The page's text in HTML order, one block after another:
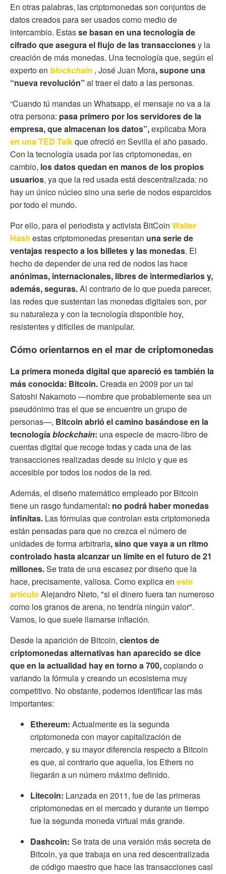
En otras palabras, las criptomonedas son conjuntos de
datos creados para ser usados como medio de
intercambio. Estasse basan en una tecnología de
cifrado que asegura el flujo de las transaccionesy la
creación de más monedas. Una tecnología que, según el
experto en blockchain , José Juan Mora, supone una
“nueva revolución” al traer el dato a las personas.
“Cuando tú mandas un Whatsapp, el mensaje no va a la
otra persona: pasa primero por los servidores de la
empresa, que almacenan los datos”,explicaba Mora
en una TED Talkque ofreció en Sevilla el año pasado.
Con la tecnología usada por las criptomonedas, en
cambio, los datos quedan en manos de los propios
usuarios, ya que la red usada está descentralizada: no
hay un único núcleo sino una serie de nodos esparcidos
por todo el mundo.
Por ello, para el periodista y activista BitCoin Walter
Hash estas criptomonedas presentan una serie de
ventajas respecto a los billetes y las monedas. El
hecho de depender de una red de nodos las hace
anónimas, internacionales, libres de intermediarios y,
además, seguras.Al contrario de lo que pueda parecer,
las redes que sustentan las monedas digitales son, por
su naturaleza y con la tecnología disponible hoy,
resistentes y difíciles de manipular.
Cómo orientarnos en el mar de criptomonedas
La primera moneda digital que apareció es también la
más conocida: Bitcoin.Creada en 2009 por un tal
Satoshi Nakamoto —nombre que probablemente sea un
pseudónimo tras el que se encuentre un grupo de
personas—, Bitcoin abrió el camino basándose en la
tecnologíablockchain: una especie de macro-libro de
cuentas digital que recoge todas y cada una de las
transacciones realizadas desde su inicio y que es
accesible por todos los nodos de la red.
Además, el diseño matemático empleado por Bitcoin
tiene un rasgo fundamental: no podrá haber monedas
infinitas. Las fórmulas que controlan esta criptomoneda
están pensadas para que no crezca el número de
unidades de forma arbitraria, sino que vaya a un ritmo
controlado hasta alcanzar un límite en el futuro de 21
millones.Se trata de una escasez por diseño que la
hace, precisamente, valiosa. Como explica en este
artículo Alejandro Nieto, "si el dinero fuera tan numeroso
como los granos de arena, no tendría ningún valor".
Vamos, lo que suele llamarse inflación.
Desde la aparición de Bitcoin, cientos de
criptomonedas alternativas han aparecido se dice
que en la actualidad hay en torno a 700,copiando o
variando la fórmula y creando un ecosistema muy
competitivo. No obstante, podemos identificar las más
importantes:
Ethereum: Actualmente es la segunda
criptomoneda con mayor capitalización de
mercado, y su mayor diferencia respecto a Bitcoin
es que, al contrario que aquella, los Ethers no
llegarán a un número máximo definido.
Litecoin: Lanzada en 2011, fue de las primeras
criptomonedas en el mercado y durante un tiempo
fue la segunda moneda virtual más grande.
Dashcoin: Se trata de una versión más secreta de
Bitcoin, ya que trabaja en una red descentralizada
de código maestro que hace las transacciones casi